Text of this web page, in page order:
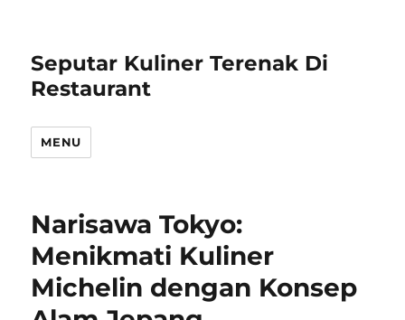
Seputar Kuliner Terenak Di
Restaurant
MENU
Narisawa Tokyo:
Menikmati Kuliner
Michelin dengan Konsep